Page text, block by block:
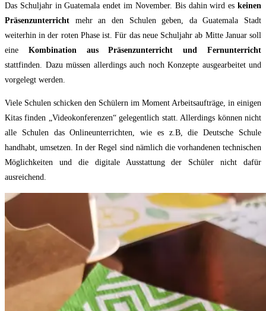
Das Schuljahr in Guatemala endet im November. Bis dahin wird es keinen
Präsenzunterricht mehr an den Schulen geben, da Guatemala Stadt
weiterhin in der roten Phase ist. Für das neue Schuljahr ab Mitte Januar soll
eine Kombination aus Präsenzunterricht und Fernunterricht
stattfinden. Dazu müssen allerdings auch noch Konzepte ausgearbeitet und
vorgelegt werden.
Viele Schulen schicken den Schülern im Moment Arbeitsaufträge, in einigen
Kitas finden „Videokonferenzen“ gelegentlich statt. Allerdings können nicht
alle Schulen das Onlineunterrichten, wie es z.B, die Deutsche Schule
handhabt, umsetzen. In der Regel sind nämlich die vorhandenen technischen
Möglichkeiten und die digitale Ausstattung der Schüler nicht dafür
ausreichend.